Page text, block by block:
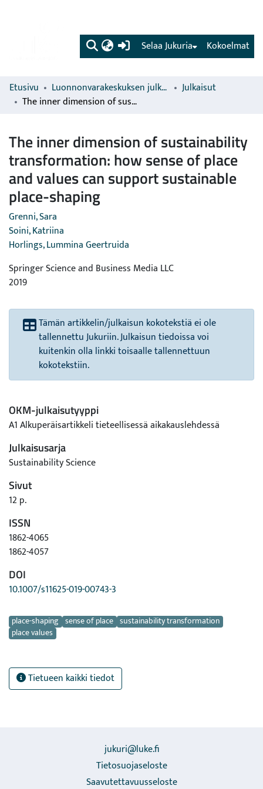
(current) Kokoelmat
Selaa Jukuria
Etusivu Luonnonvarakeskuksen julkaisut
Julkaisut
The inner dimension of sustainability transformation: how sense of place and values can support sustainable place-shaping
The inner dimension of sustainability
transformation: how sense of place
and values can support sustainable
place-shaping
Grenni, Sara
Soini, Katriina
Horlings, Lummina Geertruida
Springer Science and Business Media LLC
2019
Tämän artikkelin/julkaisun kokotekstiä ei ole
tallennettu Jukuriin. Julkaisun tiedoissa voi
kuitenkin olla linkki toisaalle tallennettuun
kokotekstiin.
OKM-julkaisutyyppi
A1 Alkuperäisartikkeli tieteellisessä aikakauslehdessä
Julkaisusarja
Sustainability Science
Sivut
12 p.
ISSN
1862-4065
1862-4057
DOI
10.1007/s11625-019-00743-3
Avainsanat
place-shaping sense of place sustainability transformation
place values
Tietueen kaikki tiedot
jukuri@luke.fi
Tietosuojaseloste
Saavutettavuusseloste